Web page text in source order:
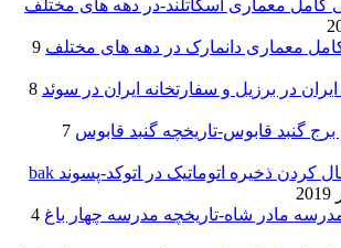
کامل معماری اسکاتلند-در دهه های مختلف
معماری دانمارک در دهه های مختلف 9
در برزیل و سفارتخانه ایران در سوئد 8
گنبد قابوس-تاریخچه گنبد قابوس 7
فعال یا غیر فعال کردن ذخیره اتوماتیک در اتوکد-پسوند bak
مادر شاه-تاریخچه مدرسه چهار باغ 4